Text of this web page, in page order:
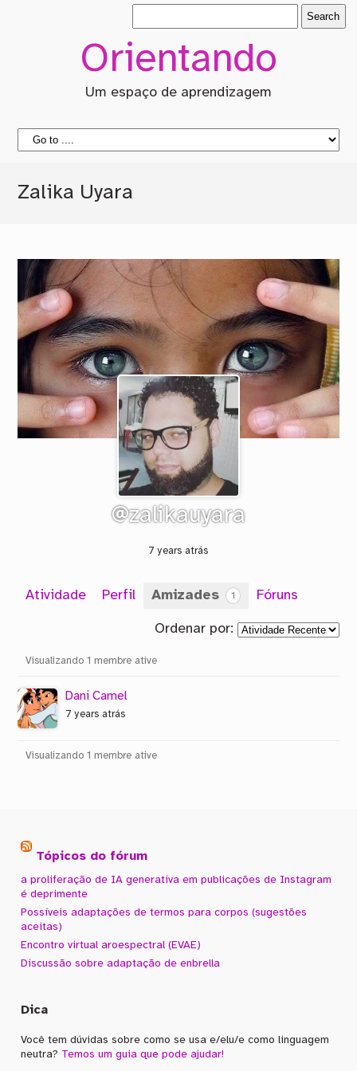
Orientando
Um espaço de aprendizagem
Zalika Uyara
@zalikauyara
7 years atrás
Atividade Perfil Amizades 1 Fóruns
Ordenar por:
Amizades
Visualizando 1 membre ative
Dani Camel
7 years atrás
Visualizando 1 membre ative
Tópicos do fórum
a proliferação de IA generativa em publicações de Instagram
é deprimente
Possíveis adaptações de termos para corpos (sugestões
aceitas)
Encontro virtual aroespectral (EVAE)
Discussão sobre adaptação de enbrella
Dica
Você tem dúvidas sobre como se usa e/elu/e como linguagem
neutra? Temos um guia que pode ajudar!